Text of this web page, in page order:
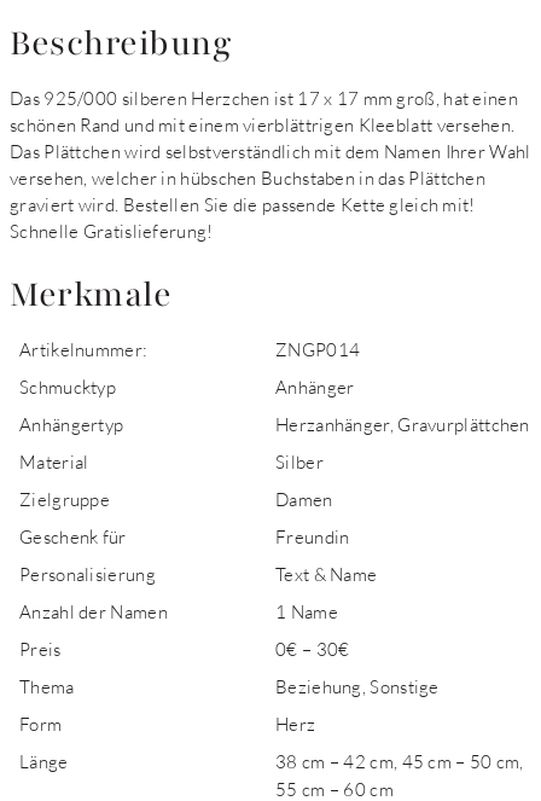
Beschreibung
Das 925/000 silberen Herzchen ist 17 x 17 mm groß, hat einen
schönen Rand und mit einem vierblättrigen Kleeblatt versehen.
Das Plättchen wird selbstverständlich mit dem Namen Ihrer Wahl
versehen, welcher in hübschen Buchstaben in das Plättchen
graviert wird. Bestellen Sie die passende Kette gleich mit!
Schnelle Gratislieferung!
Merkmale
Artikelnummer:
ZNGP014
Schmucktyp
Anhänger
Anhängertyp
Herzanhänger, Gravurplättchen
Material
Silber
Zielgruppe
Damen
Geschenk für
Freundin
Personalisierung
Text & Name
Anzahl der Namen
1 Name
Preis
0€ – 30€
Thema
Beziehung, Sonstige
Form
Herz
Länge
38 cm – 42 cm, 45 cm – 50 cm,
55 cm – 60 cm